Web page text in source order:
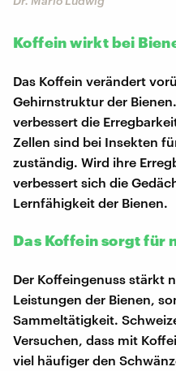
Koffein wirkt bei
Das Koffein verändert
Gehirnstruktur der
verbessert die
Zellen sind bei Insekten
zuständig. Wird ihre
verbessert sich die
Lernfähigkeit der Bienen.
Das Koffein sorgt für
Der Koffeingenuss stärkt
Leistungen der Bienen,
Sammeltätigkeit.
Versuchen, dass mit
viel häufiger den